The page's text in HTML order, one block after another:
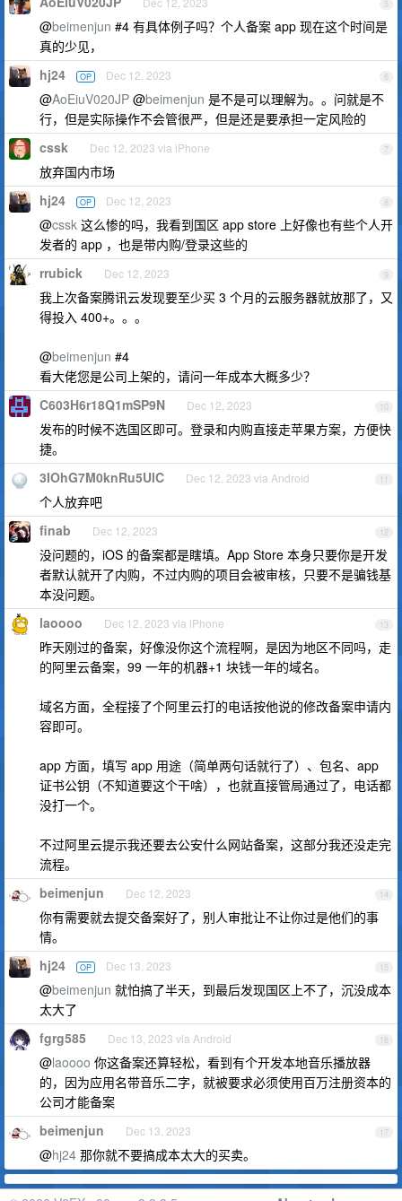
5
@beimenjun #4 有具体例子吗？个人备案 app 现在这个时间是
真的少见，
6
hj24 OP Dec 12, 2023
@AoEiuV020JP @beimenjun 是不是可以理解为。。问就是不
行，但是实际操作不会管很严，但是还是要承担一定风险的
7
cssk Dec 12, 2023 via iPhone
放弃国内市场
8
hj24 OP Dec 12, 2023
@cssk 这么惨的吗，我看到国区 app store 上好像也有些个人开
发者的 app ，也是带内购/登录这些的
9
rrubick Dec 12, 2023
我上次备案腾讯云发现要至少买 3 个月的云服务器就放那了，又
得投入 400+。。。
@beimenjun #4
看大佬您是公司上架的，请问一年成本大概多少？
10
C603H6r18Q1mSP9N Dec 12, 2023
发布的时候不选国区即可。登录和内购直接走苹果方案，方便快
捷。
11
3IOhG7M0knRu5UlC Dec 12, 2023 via Android
个人放弃吧
12
finab Dec 12, 2023
没问题的，iOS 的备案都是瞎填。App Store 本身只要你是开发
者默认就开了内购，不过内购的项目会被审核，只要不是骗钱基
本没问题。
13
laoooo Dec 12, 2023 via iPhone
昨天刚过的备案，好像没你这个流程啊，是因为地区不同吗，走
的阿里云备案，99 一年的机器+1 块钱一年的域名。
域名方面，全程接了个阿里云打的电话按他说的修改备案申请内
容即可。
app 方面，填写 app 用途（简单两句话就行了）、包名、app
证书公钥（不知道要这个干啥），也就直接管局通过了，电话都
没打一个。
不过阿里云提示我还要去公安什么网站备案，这部分我还没走完
流程。
14
beimenjun Dec 12, 2023
你有需要就去提交备案好了，别人审批让不让你过是他们的事
情。
15
hj24 OP Dec 13, 2023
@beimenjun 就怕搞了半天，到最后发现国区上不了，沉没成本
太大了
16
fgrg585 Dec 13, 2023 via Android
@laoooo 你这备案还算轻松，看到有个开发本地音乐播放器
的，因为应用名带音乐二字，就被要求必须使用百万注册资本的
公司才能备案
17
beimenjun Dec 13, 2023
@hj24 那你就不要搞成本太大的买卖。